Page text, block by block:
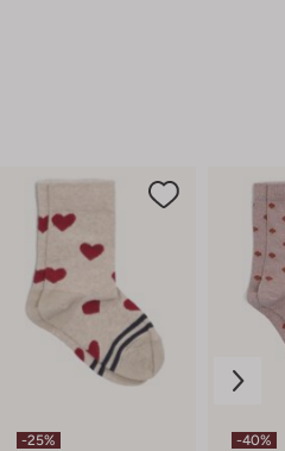
-25% -40%